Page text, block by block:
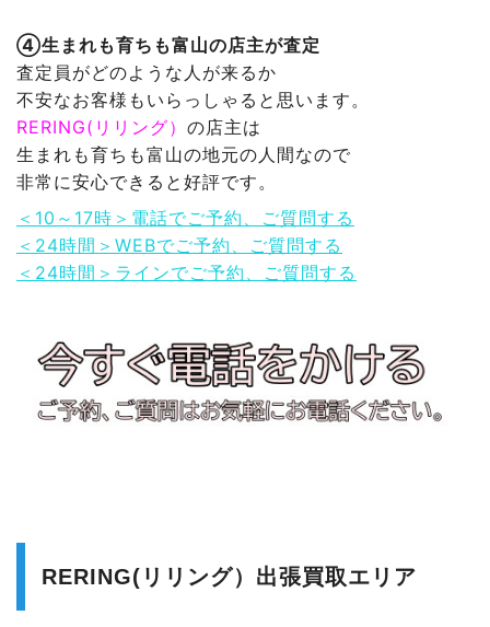
④生まれも育ちも富山の店主が査定
査定員がどのような人が来るか
不安なお客様もいらっしゃると思います。
RERING(リリング） の店主は
生まれも育ちも富山の地元の人間なので
非常に安心できると好評です。
＜10～17時＞電話でご予約、ご質問する
＜24時間＞WEBでご予約、ご質問する
＜24時間＞ラインでご予約、ご質問する
RERING(リリング）出張買取エリア